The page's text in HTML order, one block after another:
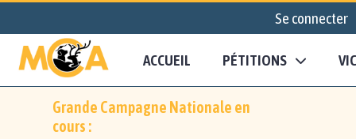
Se connecter
ACCUEIL PÉTITIONS
Grande Campagne Nationale en
cours :